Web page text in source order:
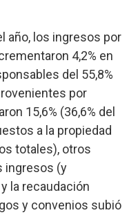
año, los ingresos por
4,2% en
del 55,8%
por
15,6% (36,6% del
a la propiedad
totales), otros
ingresos (y
la recaudación
y convenios subió